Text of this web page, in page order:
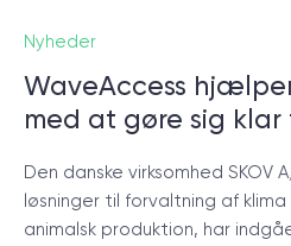
Nyheder
WaveAccess
med at gøre sig
Den danske virksomhed SKOV
løsninger til forvaltning af
animalsk produktion, har